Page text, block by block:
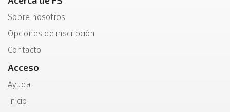
Sobre nosotros
Opciones de inscripción
Contacto
Acceso
Ayuda
Inicio